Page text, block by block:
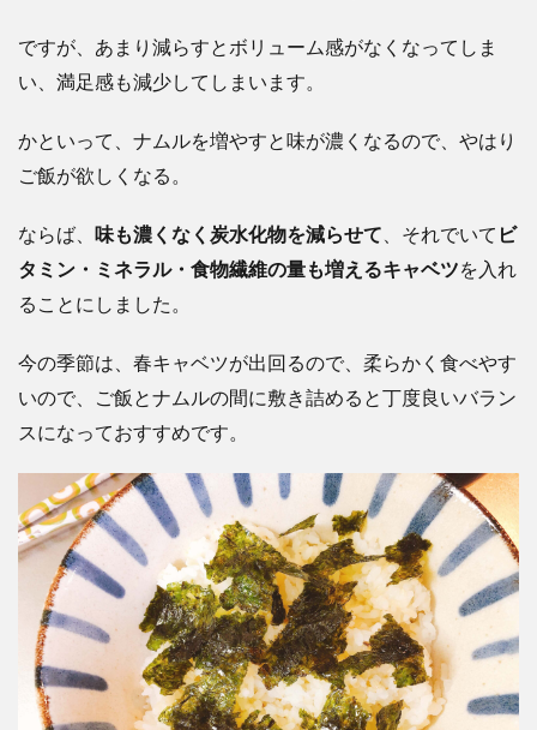
ですが、あまり減らすとボリューム感がなくなってしま
い、満足感も減少してしまいます。
かといって、ナムルを増やすと味が濃くなるので、やはり
ご飯が欲しくなる。
ならば、 味も濃くなく炭水化物を減らせて 、それでいて ビ
タミン・ミネラル・食物繊維の量も増えるキャベツを入れ
ることにしました。
今の季節は、春キャベツが出回るので、柔らかく食べやす
いので、ご飯とナムルの間に敷き詰めると丁度良いバラン
スになっておすすめです。